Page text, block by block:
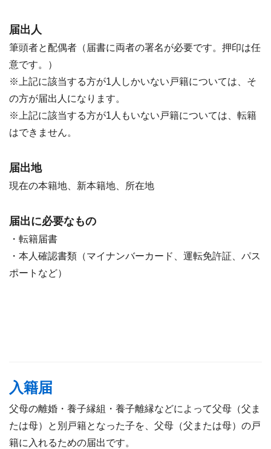
届出人
筆頭者と配偶者（届書に両者の署名が必要です。押印は任
意です。）
※上記に該当する方が1人しかいない戸籍については、そ
の方が届出人になります。
※上記に該当する方が1人もいない戸籍については、転籍
はできません。
届出地
現在の本籍地、新本籍地、所在地
届出に必要なもの
・転籍届書
・本人確認書類（マイナンバーカード、運転免許証、パス
ポートなど）
入籍届
父母の離婚・養子縁組・養子離縁などによって父母（父ま
たは母）と別戸籍となった子を、父母（父または母）の戸
籍に入れるための届出です。